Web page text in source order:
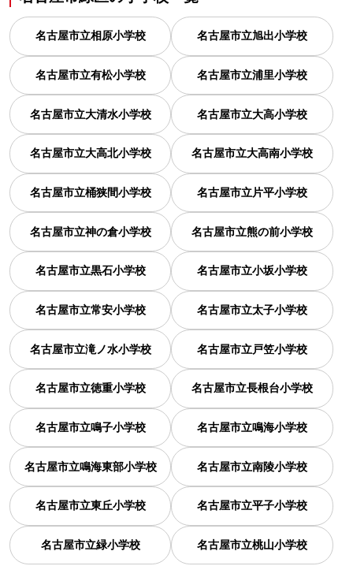
名古屋市立相原小学校 名古屋市立旭出小学校
名古屋市立有松小学校 名古屋市立浦里小学校
名古屋市立大清水小学校 名古屋市立大高小学校
名古屋市立大高北小学校 名古屋市立大高南小学校
名古屋市立桶狭間小学校 名古屋市立片平小学校
名古屋市立神の倉小学校 名古屋市立熊の前小学校
名古屋市立黒石小学校 名古屋市立小坂小学校
名古屋市立常安小学校 名古屋市立太子小学校
名古屋市立滝ノ水小学校 名古屋市立戸笠小学校
名古屋市立徳重小学校 名古屋市立長根台小学校
名古屋市立鳴子小学校 名古屋市立鳴海小学校
名古屋市立鳴海東部小学校 名古屋市立南陵小学校
名古屋市立東丘小学校 名古屋市立平子小学校
名古屋市立緑小学校 名古屋市立桃山小学校